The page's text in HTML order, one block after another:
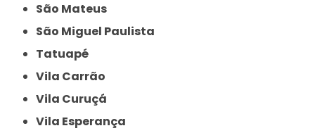
São Mateus
São Miguel Paulista
Tatuapé
Vila Carrão
Vila Curuçá
Vila Esperança